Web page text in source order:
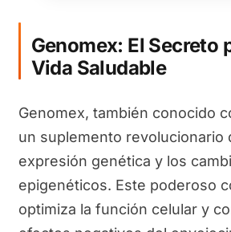
Genomex: El Secreto
Vida Saludable
Genomex, también conocido
un suplemento revolucionario
expresión genética y los
epigenéticos. Este poderoso
optimiza la función celular y